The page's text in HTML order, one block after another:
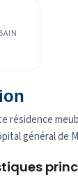
résidence
général de